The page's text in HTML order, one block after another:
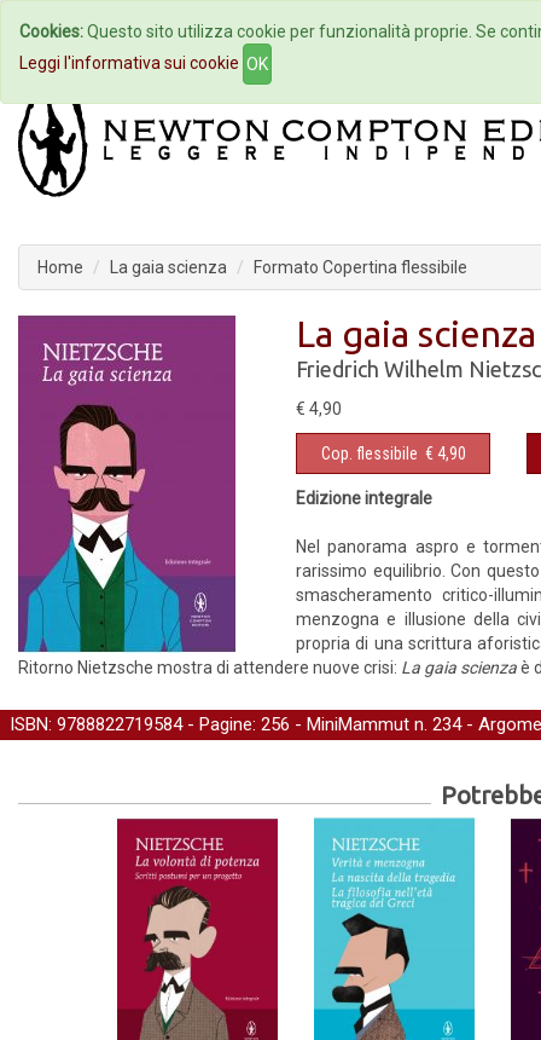
Home Autori Eventi
Home La gaia scienza Formato Copertina flessibile
La gaia scienza
Friedrich Wilhelm
€ 4,90
Cop. flessibile € 4,90
Edizione integrale
Nel panorama aspro e
rarissimo equilibrio. Con
smascheramento critico-
menzogna e illusione della
propria di una scrittura
Ritorno Nietzsche mostra di attendere nuove crisi: La gaia scienzaè
ISBN: 9788822719584 - Pagine: 256 - MiniMammut n. 234 -
Cookies:Questo sito utilizza cookie per funzionalità proprie. Se
Leggi l'informativa sui cookie OK